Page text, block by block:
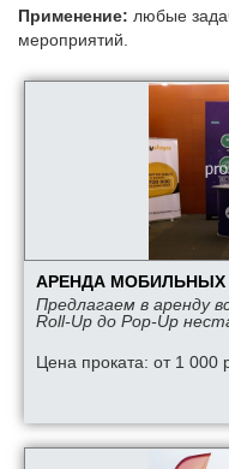
Аренда тантамаресок
Набор для церемонии
Аренда мольбертов
Аренда стеллажей
Аренда вешалок и
Аренда мобильных
Аренда экрана
Примерочная кабинка
Аренда флипчарта
Аренда занавеса
Красная дорожка
Аренда стульев
Применение: любые
мероприятий.
АРЕНДА МОБИЛЬНЫХ
Предлагаем в аренду
Roll-Up до Pop-Up
Цена проката: от 1 000